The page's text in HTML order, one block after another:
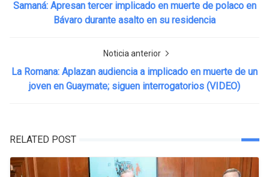
Samaná: Apresan tercer implicado en muerte de polaco en
Bávaro durante asalto en su residencia
Noticia anterior
La Romana: Aplazan audiencia a implicado en muerte de un
joven en Guaymate; siguen interrogatorios (VIDEO)
RELATED POST